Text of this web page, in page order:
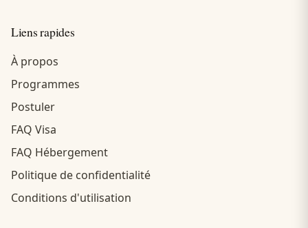
Liens rapides
À propos
Programmes
Postuler
FAQ Visa
FAQ Hébergement
Politique de confidentialité
Conditions d'utilisation